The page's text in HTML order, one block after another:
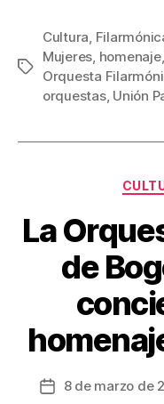
c
e
b
o
tt
er
ail
Etiquetas
Cultura,
Mujeres, homenaje,
Orquesta
orquestas, Unión
La
de
Fecha8 de marzo de